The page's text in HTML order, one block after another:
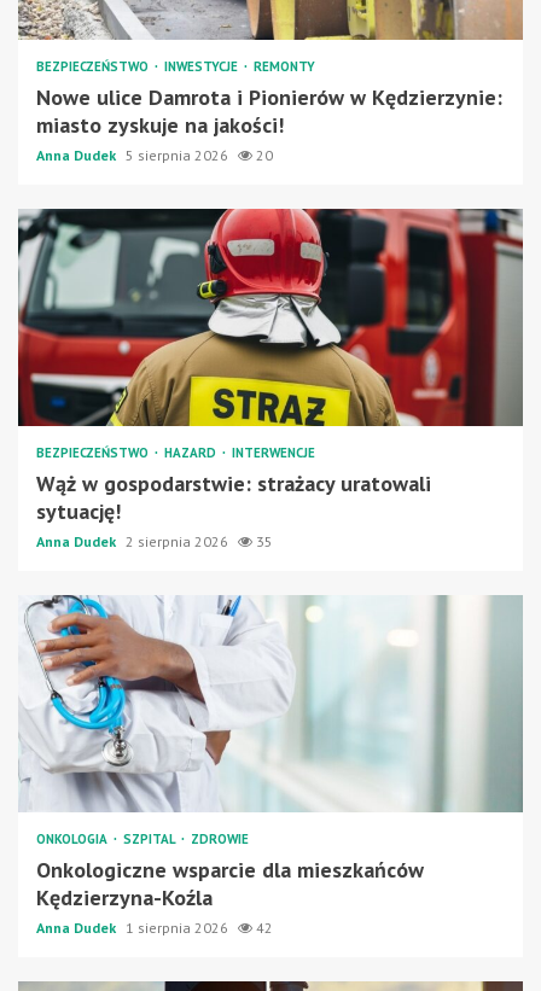
BEZPIECZEŃSTWO INWESTYCJE REMONTY
Nowe ulice Damrota i Pionierów w Kędzierzynie:
miasto zyskuje na jakości!
Anna Dudek 5 sierpnia 2026 20
BEZPIECZEŃSTWO HAZARD INTERWENCJE
Wąż w gospodarstwie: strażacy uratowali
sytuację!
Anna Dudek 2 sierpnia 2026 35
ONKOLOGIA SZPITAL ZDROWIE
Onkologiczne wsparcie dla mieszkańców
Kędzierzyna-Koźla
Anna Dudek 1 sierpnia 2026 42